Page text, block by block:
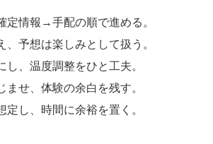
情報→手配の順で進める。
、予想は楽しみとして扱う。
し、温度調整をひと工夫。
ませ、体験の余白を残す。
定し、時間に余裕を置く。